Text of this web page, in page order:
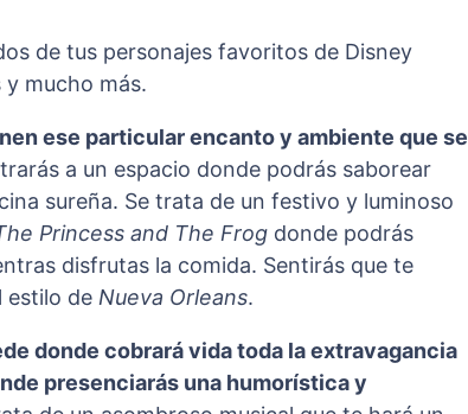
de tus personajes favoritos de Disney
mucho más.
ese particular encanto y ambiente que se
a un espacio donde podrás saborear
sureña. Se trata de un festivo y luminoso
Princess and The Frog donde podrás
disfrutas la comida. Sentirás que te
estilo de Nueva Orleans.
donde cobrará vida toda la extravagancia
presenciarás una humorística y